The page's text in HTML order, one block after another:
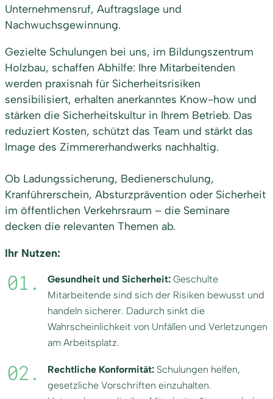
Unternehmensruf, Auftragslage und
Nachwuchsgewinnung.
Gezielte Schulungen bei uns, im Bildungszentrum
Holzbau, schaffen Abhilfe: Ihre Mitarbeitenden
werden praxisnah für Sicherheitsrisiken
sensibilisiert, erhalten anerkanntes Know-how und
stärken die Sicherheitskultur in Ihrem Betrieb. Das
reduziert Kosten, schützt das Team und stärkt das
Image des Zimmererhandwerks nachhaltig.
Ob Ladungssicherung, Bedienerschulung,
Kranführerschein, Absturzprävention oder Sicherheit
im öffentlichen Verkehrsraum – die Seminare
decken die relevanten Themen ab.
Ihr Nutzen:
Gesundheit und Sicherheit: Geschulte
Mitarbeitende sind sich der Risiken bewusst und
handeln sicherer. Dadurch sinkt die
Wahrscheinlichkeit von Unfällen und Verletzungen
am Arbeitsplatz.
Rechtliche Konformität: Schulungen helfen,
gesetzliche Vorschriften einzuhalten.